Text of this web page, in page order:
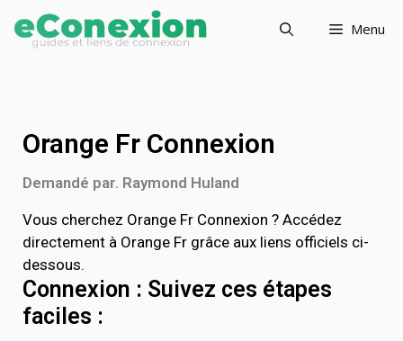
Menu
Orange Fr Connexion
Demandé par. Raymond Huland
Vous cherchez Orange Fr Connexion ? Accédez
directement à Orange Fr grâce aux liens officiels ci-
dessous.
Connexion : Suivez ces étapes
faciles :